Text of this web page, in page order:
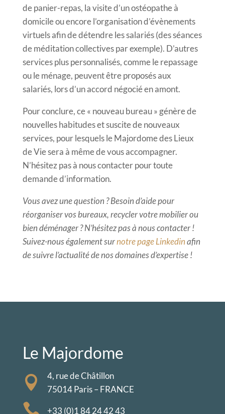
de panier-repas, la visite d’un ostéopathe à
domicile ou encore l’organisation d’évènements
virtuels afin de détendre les salariés (des séances
de méditation collectives par exemple). D’autres
services plus personnalisés, comme le repassage
ou le ménage, peuvent être proposés aux
salariés, lors d’un accord négocié en amont.
Pour conclure, ce « nouveau bureau » génère de
nouvelles habitudes et suscite de nouveaux
services, pour lesquels le Majordome des Lieux
de Vie sera à même de vous accompagner.
N’hésitez pas à nous contacter pour toute
demande d’information.
Vous avez une question ? Besoin d’aide pour
réorganiser vos bureaux, recycler votre mobilier ou
bien déménager ? N’hésitez pas à nous contacter !
Suivez-nous également surnotre page Linkedinafin
de suivre l’actualité de nos domaines d’expertise !
Le Majordome

4, rue de Châtillon
75014 Paris – FRANCE
 +33 (0)1 84 24 42 43